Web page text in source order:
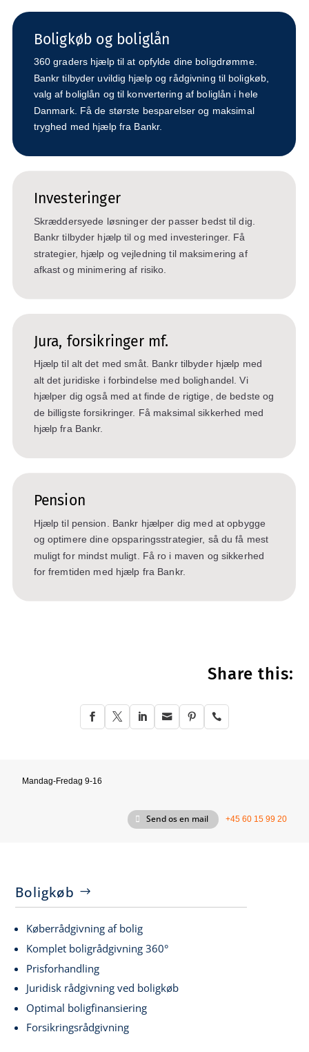
Boligkøb og boliglån
360 graders hjælp til at opfylde dine boligdrømme.
Bankr tilbyder uvildig hjælp og rådgivning til boligkøb,
valg af boliglån og til konvertering af boliglån i hele
Danmark. Få de største besparelser og maksimal
tryghed med hjælp fra Bankr.
Investeringer
Skræddersyede løsninger der passer bedst til dig.
Bankr tilbyder hjælp til og med investeringer. Få
strategier, hjælp og vejledning til maksimering af
afkast og minimering af risiko.
Jura, forsikringer mf.
Hjælp til alt det med småt. Bankr tilbyder hjælp med
alt det juridiske i forbindelse med bolighandel. Vi
hjælper dig også med at finde de rigtige, de bedste og
de billigste forsikringer. Få maksimal sikkerhed med
hjælp fra Bankr.
Pension
Hjælp til pension. Bankr hjælper dig med at opbygge
og optimere dine opsparingsstrategier, så du få mest
muligt for mindst muligt. Få ro i maven og sikkerhed
for fremtiden med hjælp fra Bankr.
Share this:
     
Mandag-Fredag 9-16
Send os en mail +45 60 15 99 20
Boligkøb
Køberrådgivning af bolig
Komplet boligrådgivning 360°
Prisforhandling
Juridisk rådgivning ved boligkøb
Optimal boligfinansiering
Forsikringsrådgivning